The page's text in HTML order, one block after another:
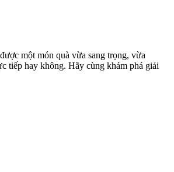
một món quà vừa sang trọng, vừa
tiếp hay không. Hãy cùng khám phá giải